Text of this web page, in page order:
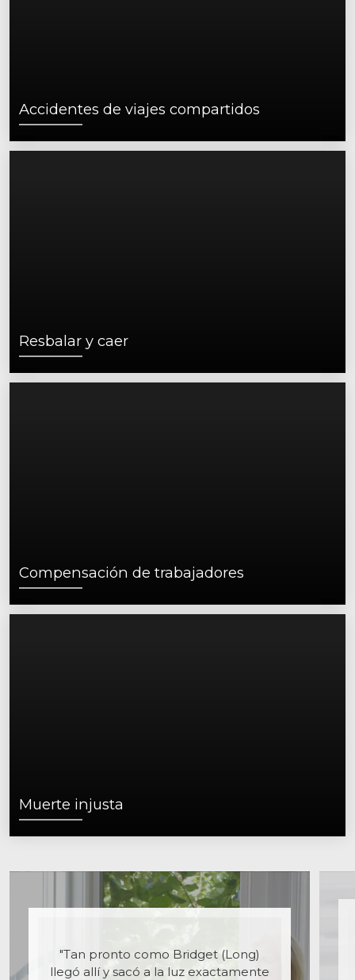
Accidentes de viajes compartidos
Resbalar y caer
Compensación de trabajadores
Muerte injusta
"Tan pronto como Bridget (Long)
llegó allí y sacó a la luz exactamente